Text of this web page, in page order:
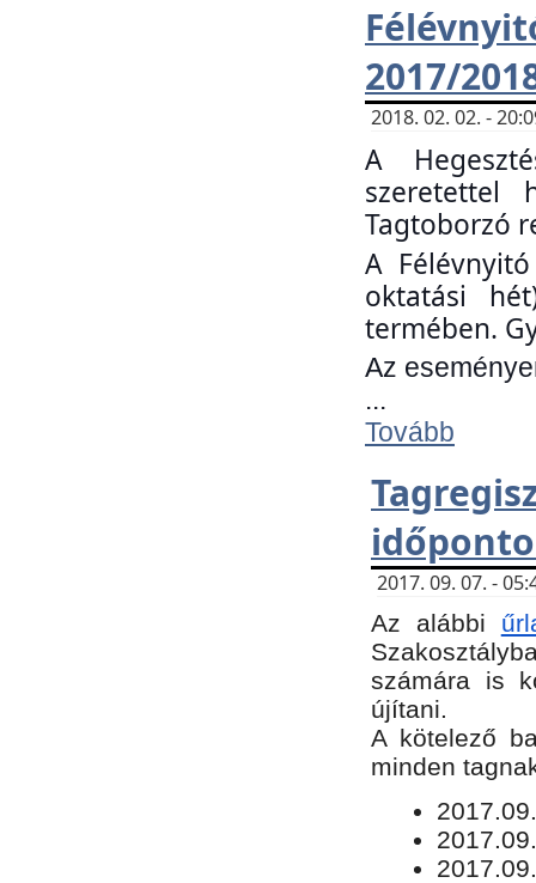
2017/
2018. 02. 02. -
A
szeretettel
Tagtoborzó
A
oktatási
termében.
Az
...
Tovább
2017. 09. 07. -
Az alábbi
számára is
újítani.
​A kötelező
minden